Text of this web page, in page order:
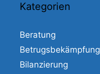
Kategorien
Beratung
Betrugsbekämpfung
Bilanzierung